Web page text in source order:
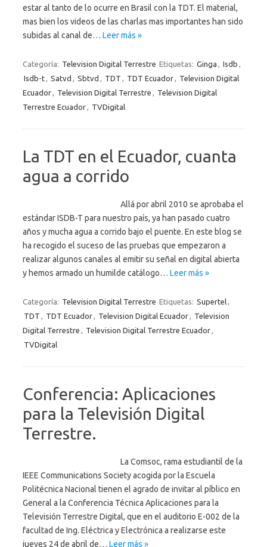
estar al tanto de lo ocurre en Brasil con la TDT. El material,
mas bien los videos de las charlas mas importantes han sido
subidas al canal de… Leer más »
Categoría: Television Digital Terrestre Etiquetas: Ginga , Isdb ,
Isdb-t, Satvd , Sbtvd , TDT , TDT Ecuador, Television Digital
Ecuador, Television Digital Terrestre , Television Digital
Terrestre Ecuador, TVDigital
La TDT en el Ecuador, cuanta
agua a corrido
Allá por abril 2010 se aprobaba el
estándar ISDB-T para nuestro país, ya han pasado cuatro
años y mucha agua a corrido bajo el puente. En este blog se
ha recogido el suceso de las pruebas que empezaron a
realizar algunos canales al emitir su señal en digital abierta
y hemos armado un humilde catálogo… Leer más »
Categoría: Television Digital Terrestre Etiquetas: Supertel,
TDT , TDT Ecuador, Television Digital Ecuador, Television
Digital Terrestre , Television Digital Terrestre Ecuador,
TVDigital
Conferencia: Aplicaciones
para la Televisión Digital
Terrestre.
La Comsoc, rama estudiantil de la
IEEE Communications Society acogida por la Escuela
Politécnica Nacional tienen el agrado de invitar al píblico en
General a la Conferencia Técnica Aplicaciones para la
Televisión Terrestre Digital, que en el auditorio E-002 de la
facultad de Ing. Eléctrica y Electrónica a realizarse este
jueves 24 de abril de… Leer más »